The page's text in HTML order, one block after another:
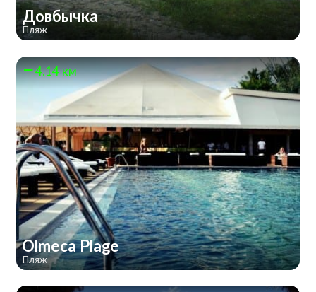
Довбычка
Пляж
4.14 км
Olmeca Plage
Пляж